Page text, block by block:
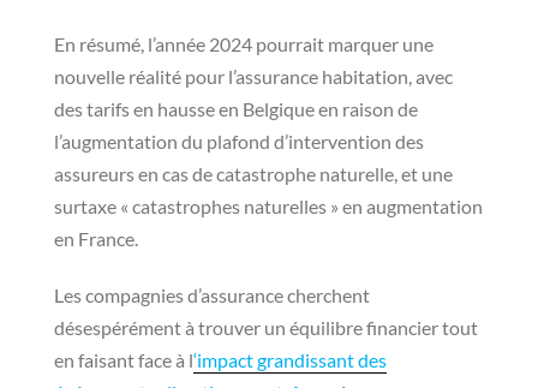
En résumé, l’année 2024 pourrait marquer une
nouvelle réalité pour l’assurance habitation, avec
des tarifs en hausse en Belgique en raison de
l’augmentation du plafond d’intervention des
assureurs en cas de catastrophe naturelle, et une
surtaxe « catastrophes naturelles » en augmentation
en France.
Les compagnies d’assurance cherchent
désespérément à trouver un équilibre financier tout
en faisant face à l‘impact grandissant des